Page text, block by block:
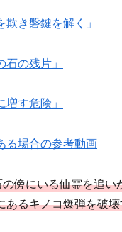
欺き磐鍵を解く」
石の残片」
増す危険」
場合の参考動画
傍にいる仙霊を追い
あるキノコ爆弾を破